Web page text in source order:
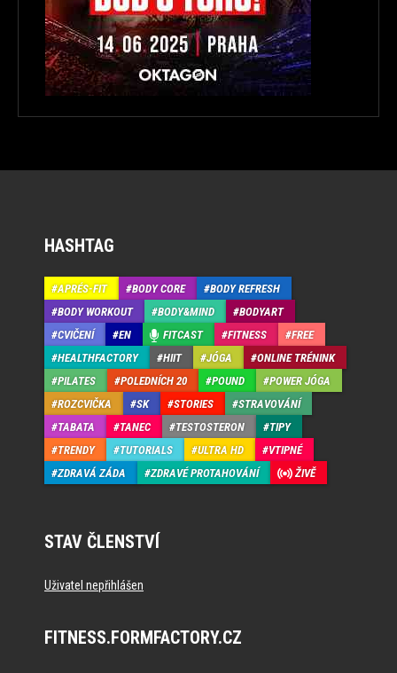
HASHTAG
APRÉS-FIT BODY CORE
BODY REFRESH
BODY WORKOUT
BODY&MIND
BODYART
CVIČENÍ
EN FITCAST FITNESS
FREE
HEALTHFACTORY
HIIT JÓGA
ONLINE TRÉNINK
PILATES
POLEDNÍCH 20 POUND
POWER JÓGA
ROZCVIČKA
SK STORIES
STRAVOVÁNÍ
TABATA
TANEC TESTOSTERON
TIPY
TRENDY
TUTORIALS ULTRA HD
VTIPNÉ
ZDRAVÁ ZÁDA
ZDRAVÉ PROTAHOVÁNÍ ŽIVĚ
STAV ČLENSTVÍ
Uživatel nepřihlášen
FITNESS.FORMFACTORY.CZ